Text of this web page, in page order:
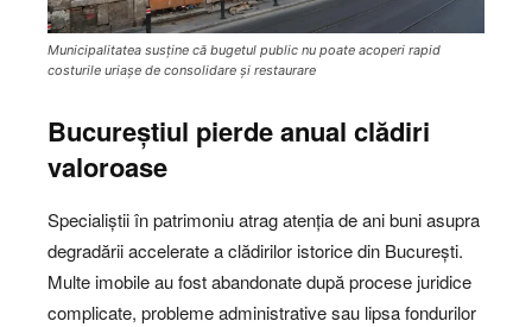
Municipalitatea susține că bugetul public nu poate acoperi rapid
costurile uriașe de consolidare și restaurare
Bucureștiul pierde anual clădiri
valoroase
Specialiștii în patrimoniu atrag atenția de ani buni asupra
degradării accelerate a clădirilor istorice din București.
Multe imobile au fost abandonate după procese juridice
complicate, probleme administrative sau lipsa fondurilor